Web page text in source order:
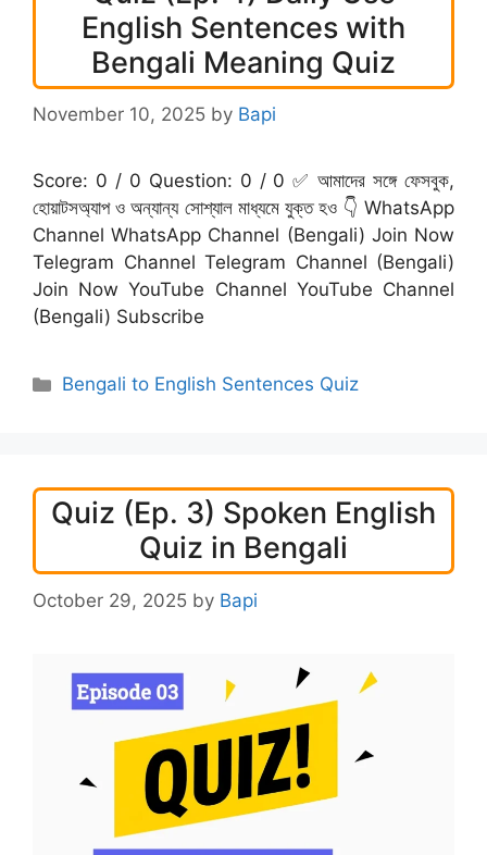
English Sentences with
Bengali Meaning Quiz
November 10, 2025 by Bapi
Score: 0 / 0 Question: 0 / 0 ✅ আমাদের সঙ্গে ফেসবুক,
হোয়াটসঅ্যাপ ও অন্যান্য সোশ্যাল মাধ্যমে যুক্ত হও 👇 WhatsApp
Channel WhatsApp Channel (Bengali) Join Now
Telegram Channel Telegram Channel (Bengali)
Join Now YouTube Channel YouTube Channel
(Bengali) Subscribe
Categories
Bengali to English Sentences Quiz
Quiz (Ep. 3) Spoken English
Quiz in Bengali
October 29, 2025 by Bapi